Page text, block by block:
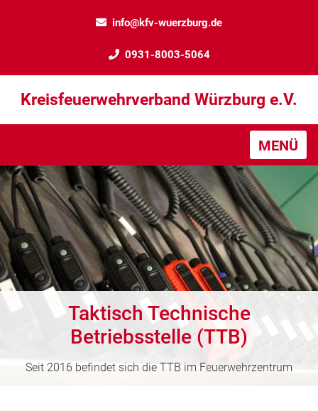
info@kfv-wuerzburg.de
0931-8003-5064
Kreisfeuerwehrverband Würzburg e.V.
MENÜ
Taktisch Technische
Betriebsstelle (TTB)
Seit 2016 befindet sich die TTB im Feuerwehrzentrum